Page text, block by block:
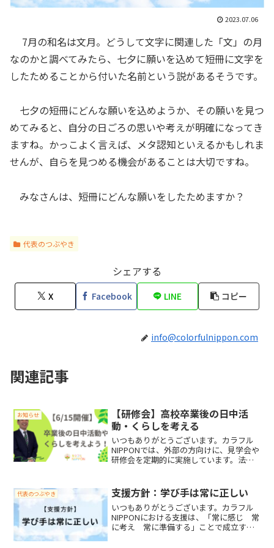
2023.07.06
7月の和名は文月。どうして文字に関連した「文」の月
なのかと調べてみたら、七夕に願いを込めて短冊に文字を
したためることから付いた名前という説があるそうです。
七夕の短冊にどんな願いを込めようか、その願いを見つ
めてみると、自分の日ごろの思いや考えが明確になってき
ますね。かっこよく言えば、メタ認知といえるかもしれま
せんが、自らを見つめる機会があることは大切ですね。
みなさんは、短冊にどんな願いをしたためますか？
代表のつぶやき
シェアする
X Facebook LINE コピー
info@colorfulnippon.com
関連記事
お知らせ
【研修会】高校卒業後の日中活
動・くらしを考える
いつもありがとうございます。カラフル
NIPPONでは、外部の方向けに、見学会や
研修会を定期的に実施しています。法人
なく、いっしょに悩み、いっしょに考
え、いっしょに行動し...
代表のつぶやき 支援方針：学び手は常に正しい
いつもありがとうございます。カラフル
NIPPONにおける支援は、「常に感じ 常
に考え 常に準備する」ことで成立する